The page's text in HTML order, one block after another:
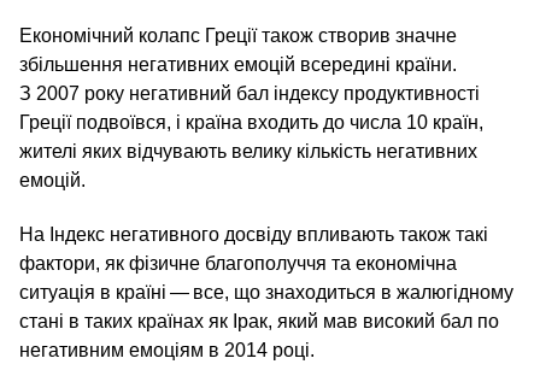
Економічний колапс Греції також створив значне
збільшення негативних емоцій всередині країни.
З 2007 року негативний бал індексу продуктивності
Греції подвоївся, і країна входить до числа 10 країн,
жителі яких відчувають велику кількість негативних
емоцій.
На Індекс негативного досвіду впливають також такі
фактори, як фізичне благополуччя та економічна
ситуація в країні — все, що знаходиться в жалюгідному
стані в таких країнах як Ірак, який мав високий бал по
негативним емоціям в 2014 році.